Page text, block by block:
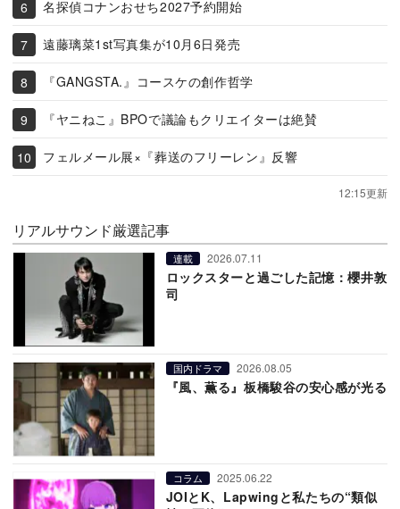
名探偵コナンおせち2027予約開始
遠藤璃菜1st写真集が10月6日発売
『GANGSTA.』コースケの創作哲学
『ヤニねこ』BPOで議論もクリエイターは絶賛
フェルメール展×『葬送のフリーレン』反響
12:15更新
リアルサウンド厳選記事
連載 2026.07.11
ロックスターと過ごした記憶：櫻井敦
司
国内ドラマ 2026.08.05
『風、薫る』板橋駿谷の安心感が光る
コラム 2025.06.22
JOIとK、Lapwingと私たちの“類似